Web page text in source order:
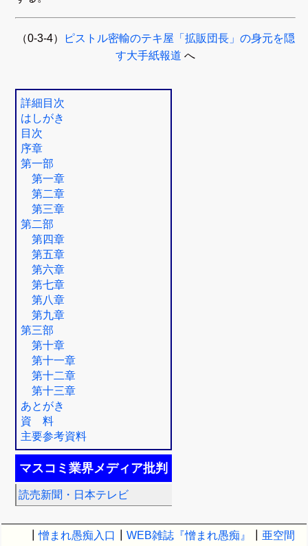
（0-3-4）
ピストル密輸のテキ屋「拡販団長」の身元を隠
す大手紙報道 へ
詳細目次
はしがき
目次
序章
第一部
第一章
第二章
第三章
第二部
第四章
第五章
第六章
第七章
第八章
第九章
第三部
第十章
第十一章
第十二章
第十三章
あとがき
資 料
主要参考資料
マスコミ業界メディア批判
読売新聞・日本テレビ
┃憎まれ愚痴入口 WEB雑誌『憎まれ愚痴』 亜空間